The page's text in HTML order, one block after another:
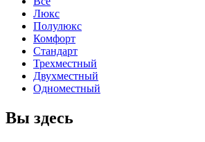
Люкс
Полулюкс
Комфорт
Стандарт
Трехместный
Двухместный
Одноместный
Вы здесь